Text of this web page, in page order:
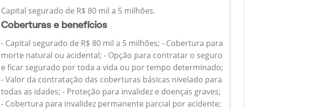
Capital segurado de R$ 80 mil a 5 milhões.
Coberturas e benefícios
- Capital segurado de R$ 80 mil a 5 milhões; - Cobertura para
morte natural ou acidental; - Opção para contratar o seguro
e ficar segurado por toda a vida ou por tempo determinado;
- Valor da contratação das coberturas básicas nivelado para
todas as idades; - Proteção para invalidez e doenças graves;
- Cobertura para invalidez permanente parcial por acidente;